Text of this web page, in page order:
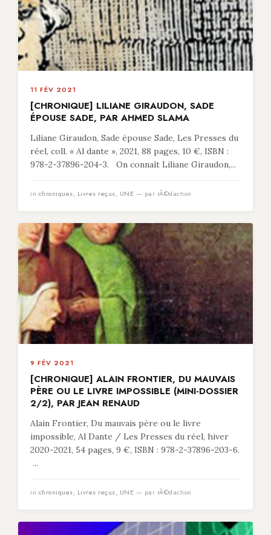
11 FÉV 2021
[CHRONIQUE] LILIANE GIRAUDON, SADE
ÉPOUSE SADE, PAR AHMED SLAMA
Liliane Giraudon, Sade épouse Sade, Les Presses du
réel, coll. « Al dante », 2021, 88 pages, 10 €, ISBN :
978-2-37896-204-3. On connaît Liliane Giraudon,...
in chroniques, Livres reçus, UNE — par rÃ©daction
9 FÉV 2021
[CHRONIQUE] ALAIN FRONTIER, DU MAUVAIS
PÈRE OU LE LIVRE IMPOSSIBLE (MINI-DOSSIER
2/2), PAR JEAN RENAUD
Alain Frontier, Du mauvais père ou le livre
impossible, Al Dante / Les Presses du réel, hiver
2020-2021, 54 pages, 9 €, ISBN : 978-2-37896-203-6.
...
in chroniques, Livres reçus, UNE — par rÃ©daction